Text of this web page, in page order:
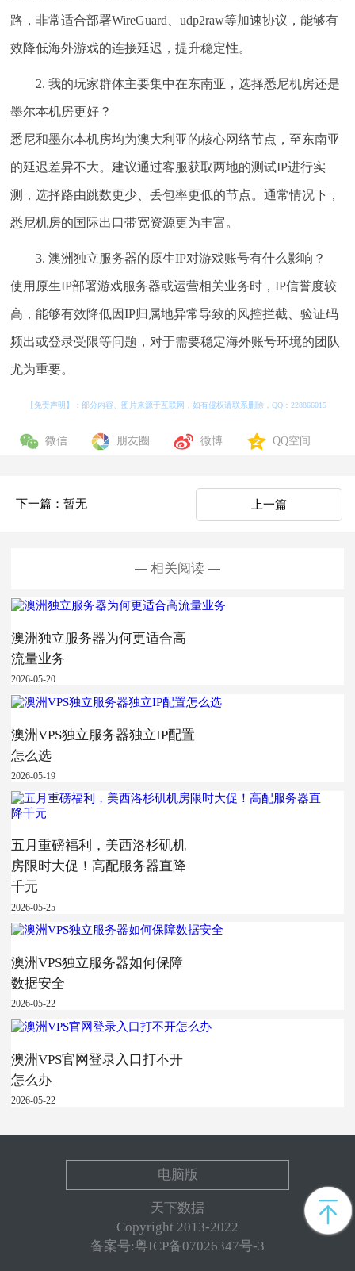
路，非常适合部署WireGuard、udp2raw等加速协议，能够有
效降低海外游戏的连接延迟，提升稳定性。
2. 我的玩家群体主要集中在东南亚，选择悉尼机房还是
墨尔本机房更好？
悉尼和墨尔本机房均为澳大利亚的核心网络节点，至东南亚
的延迟差异不大。建议通过客服获取两地的测试IP进行实
测，选择路由跳数更少、丢包率更低的节点。通常情况下，
悉尼机房的国际出口带宽资源更为丰富。
3. 澳洲独立服务器的原生IP对游戏账号有什么影响？
使用原生IP部署游戏服务器或运营相关业务时，IP信誉度较
高，能够有效降低因IP归属地异常导致的风控拦截、验证码
频出或登录受限等问题，对于需要稳定海外账号环境的团队
尤为重要。
【免责声明】：部分内容、图片来源于互联网，如有侵权请联系删除，QQ：228866015
微信 朋友圈 微博 QQ空间
下一篇：暂无 上一篇
相关阅读
澳洲独立服务器为何更适合高
流量业务
2026-05-20
澳洲VPS独立服务器独立IP配置
怎么选
2026-05-19
五月重磅福利，美西洛杉矶机
房限时大促！高配服务器直降
千元
2026-05-25
澳洲VPS独立服务器如何保障
数据安全
2026-05-22
澳洲VPS官网登录入口打不开
怎么办
2026-05-22
电脑版
天下数据
Copyright 2013-2022
备案号:粤ICP备07026347号-3